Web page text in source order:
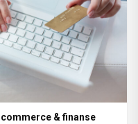
& finanse